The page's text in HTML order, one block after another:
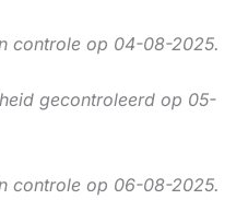
controle op 04-08-2025.
gecontroleerd op 05-
controle op 06-08-2025.